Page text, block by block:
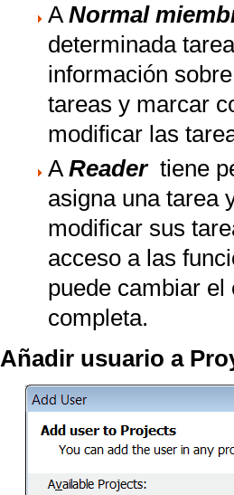
A Normal
determinada
información
tareas y marcar
modificar las
A Readertiene
asigna una tarea
modificar sus
acceso a las
puede cambiar el
completa.
Añadir usuario a